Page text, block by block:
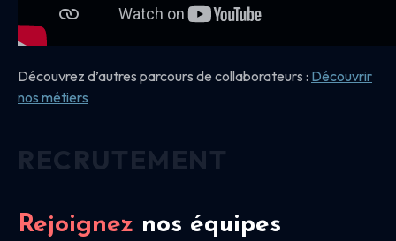
Découvrez d’autres parcours de collaborateurs : Découvrir
nos métiers
Rejoignez nos équipes
RECRUTEMENT